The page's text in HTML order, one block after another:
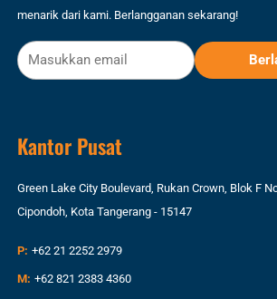
menarik dari kami. Berlangganan sekarang!
Kantor Pusat
Green Lake City Boulevard, Rukan Crown, Blok F
Cipondoh, Kota Tangerang - 15147
P: +62 21 2252 2979
M: +62 821 2383 4360